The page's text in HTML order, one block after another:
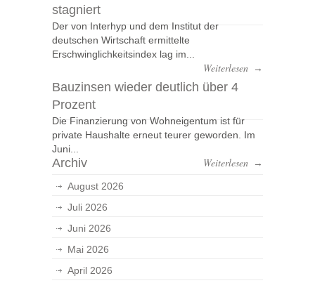
stagniert
Der von Interhyp und dem Institut der
deutschen Wirtschaft ermittelte
Erschwinglichkeitsindex lag im...
Weiterlesen →
Bauzinsen wieder deutlich über 4
Prozent
Die Finanzierung von Wohneigentum ist für
private Haushalte erneut teurer geworden. Im
Juni...
Weiterlesen →
Archiv
August 2026
Juli 2026
Juni 2026
Mai 2026
April 2026